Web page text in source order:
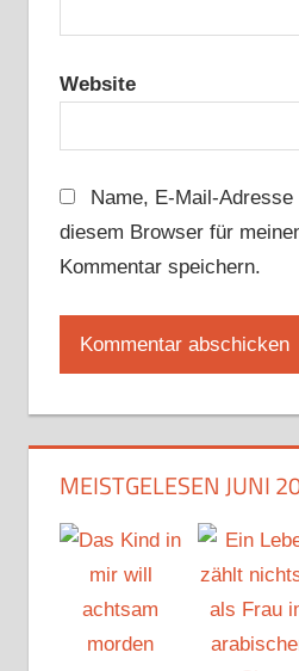
Website
Name, E-Mail-
diesem Browser für
Kommentar speichern.
MEISTGELESEN JUNI